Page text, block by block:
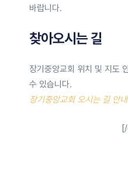
바랍니다.
찾아오시는 길
장기중앙교회 위치 및 지도
수 있습니다.
장기중앙교회 오시는 길 안